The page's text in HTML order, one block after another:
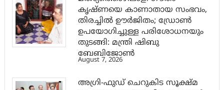
കൃഷ്ണയെ കാണാതായ സംഭവം,
തിരച്ചിൽ ഊർജിതം; ഡ്രോണ്‍
ഉപയോഗിച്ചുള്ള പരിശോധനയും
തുടങ്ങി: മന്ത്രി ഷിബു
ബേബിജോണ്‍
August 7, 2026
അഗ്രി-ഫുഡ് ചെറുകിട സൂക്ഷ്മ